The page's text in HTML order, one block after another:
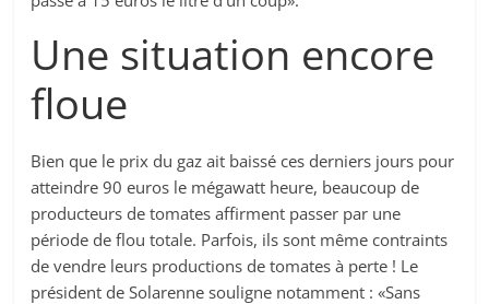
Une situation encore
floue
Bien que le prix du gaz ait baissé ces derniers jours pour
atteindre 90 euros le mégawatt heure, beaucoup de
producteurs de tomates affirment passer par une
période de flou totale. Parfois, ils sont même contraints
de vendre leurs productions de tomates à perte ! Le
président de Solarenne souligne notamment : «Sans